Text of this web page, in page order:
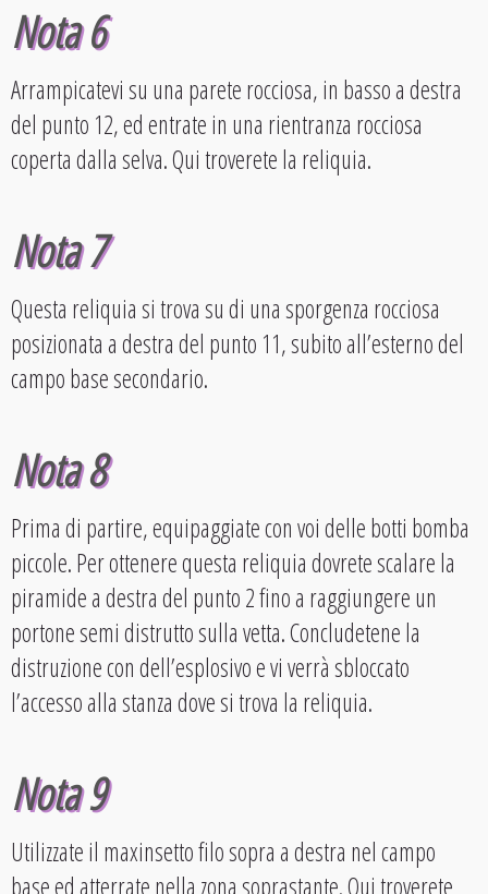
Nota 6
Arrampicatevi su una parete rocciosa, in basso a destra
del punto 12, ed entrate in una rientranza rocciosa
coperta dalla selva. Qui troverete la reliquia.
Nota 7
Questa reliquia si trova su di una sporgenza rocciosa
posizionata a destra del punto 11, subito all’esterno del
campo base secondario.
Nota 8
Prima di partire, equipaggiate con voi delle botti bomba
piccole. Per ottenere questa reliquia dovrete scalare la
piramide a destra del punto 2 fino a raggiungere un
portone semi distrutto sulla vetta. Concludetene la
distruzione con dell’esplosivo e vi verrà sbloccato
l’accesso alla stanza dove si trova la reliquia.
Nota 9
Utilizzate il maxinsetto filo sopra a destra nel campo
base ed atterrate nella zona soprastante. Qui troverete